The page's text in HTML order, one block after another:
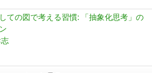
ての図で考える習慣: 「抽象化思考」の